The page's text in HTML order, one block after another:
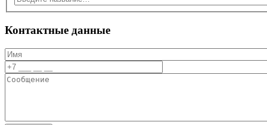
Контактные данные